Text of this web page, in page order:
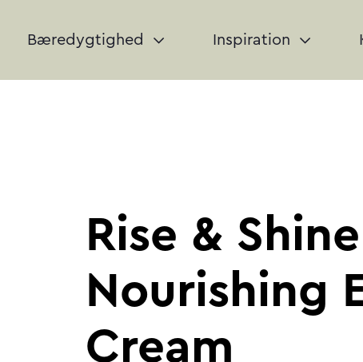
Bæredygtighed Inspiration
Rise & Shine
Nourishing
Cream